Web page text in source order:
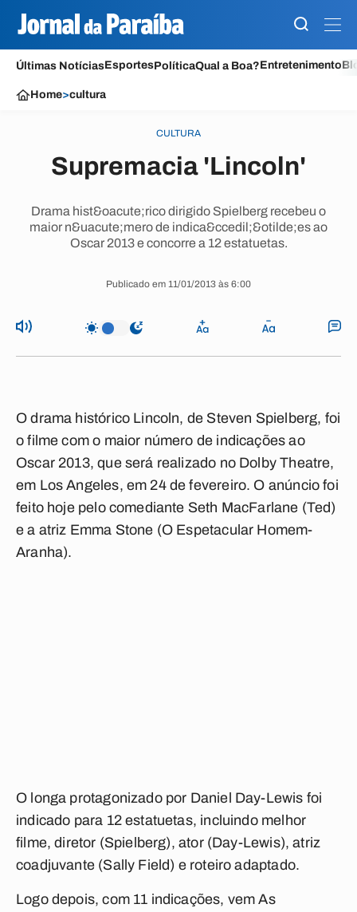
Últimas NotíciasEsportesPolíticaQual a Boa?Entretenimento
Home>cultura
CULTURA
Supremacia 'Lincoln'
Drama hist&oacute;rico dirigido Spielberg recebeu o
maior n&uacute;mero de indica&ccedil;&otilde;es ao
Oscar 2013 e concorre a 12 estatuetas.
Publicado em 11/01/2013 às 6:00
O drama histórico Lincoln, de Steven Spielberg, foi
o filme com o maior número de indicações ao
Oscar 2013, que será realizado no Dolby Theatre,
em Los Angeles, em 24 de fevereiro. O anúncio foi
feito hoje pelo comediante Seth MacFarlane (Ted)
e a atriz Emma Stone (O Espetacular Homem-
Aranha).
O longa protagonizado por Daniel Day-Lewis foi
indicado para 12 estatuetas, incluindo melhor
filme, diretor (Spielberg), ator (Day-Lewis), atriz
coadjuvante (Sally Field) e roteiro adaptado.
Logo depois, com 11 indicações, vem As